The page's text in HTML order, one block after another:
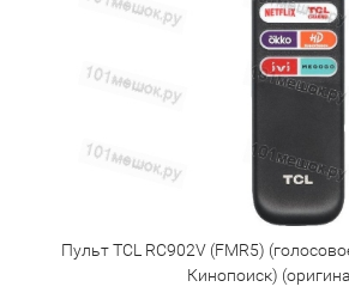
Пульт TCL RC902V (FMR5)
Кинопоиск)